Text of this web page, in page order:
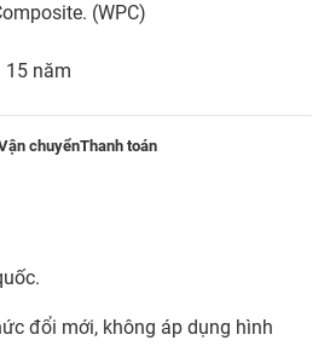
(WPC)
15 năm
chuyểnThanh toán
đổi mới, không áp dụng hình